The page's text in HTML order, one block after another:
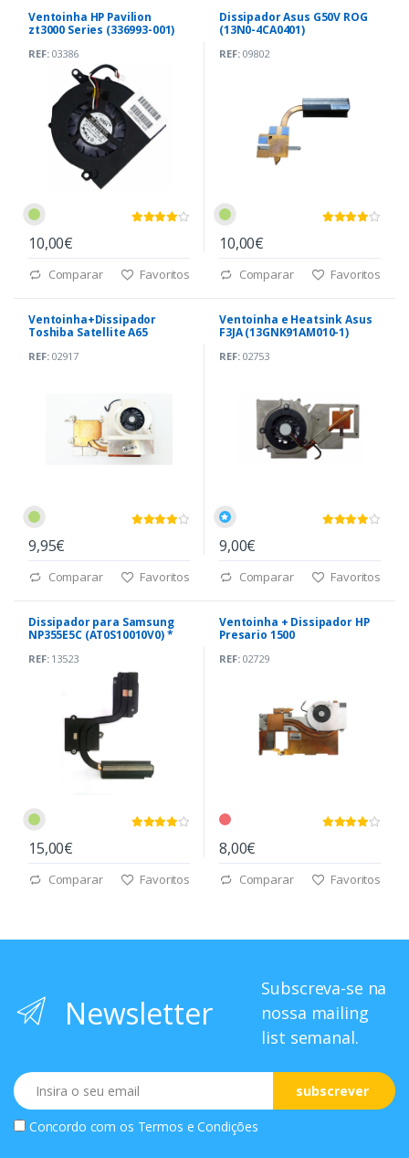
Ventoinha HP Pavilion
zt3000 Series (336993-001)
REF:03386
10,00€
Comparar Favoritos
Dissipador Asus G50V ROG
(13N0-4CA0401)
REF:09802
10,00€
Comparar Favoritos
Ventoinha+Dissipador
Toshiba Satellite A65
REF:02917
9,95€
Comparar Favoritos
Ventoinha e Heatsink Asus
F3JA (13GNK91AM010-1)
REF:02753
9,00€
Comparar Favoritos
Dissipador para Samsung
NP355E5C (AT0S10010V0) *
REF:13523
15,00€
Comparar Favoritos
Ventoinha + Dissipador HP
Presario 1500
REF:02729
8,00€
Comparar Favoritos
Newsletter
Subscreva-se na
nossa mailing
list semanal.
Email
subscrever
Concordo com os Termos e Condições